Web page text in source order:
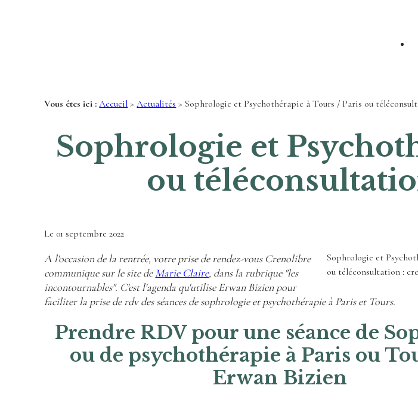
Vous êtes ici : Accueil >Actualités > Sophrologie et Psychothérapie à Tours / Paris ou
Sophrologie et
ou
Le 01 septembre 2022
Sophrologie et
ou téléconsultation :
A l'occasion de la rentrée, votre prise de rendez-vous Crenolibre
communique sur le site deMarie Claire, dans la rubrique "les
incontournables". C'est l'agenda qu'utilise Erwan Bizien pour
faciliter la prise de rdv des séances de sophrologie et psychothérapie à Paris et Tours.
Prendre RDV pour une séance de
ou de psychothérapie à Paris ou
Erwan Bizien